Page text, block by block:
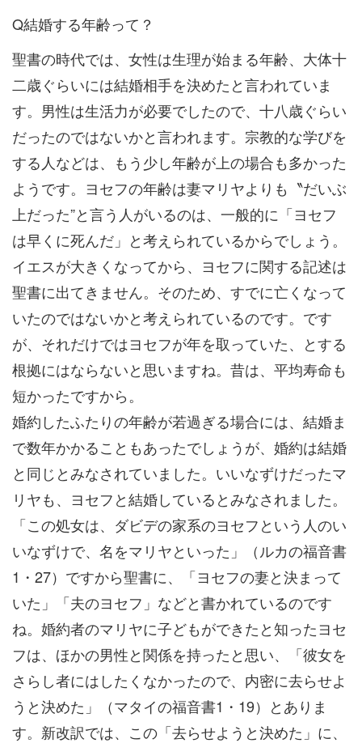
Q結婚する年齢って？
聖書の時代では、女性は生理が始まる年齢、大体十
二歳ぐらいには結婚相手を決めたと言われていま
す。男性は生活力が必要でしたので、十八歳ぐらい
だったのではないかと言われます。宗教的な学びを
する人などは、もう少し年齢が上の場合も多かった
ようです。ヨセフの年齢は妻マリヤよりも〝だいぶ
上だった”と言う人がいるのは、一般的に「ヨセフ
は早くに死んだ」と考えられているからでしょう。
イエスが大きくなってから、ヨセフに関する記述は
聖書に出てきません。そのため、すでに亡くなって
いたのではないかと考えられているのです。です
が、それだけではヨセフが年を取っていた、とする
根拠にはならないと思いますね。昔は、平均寿命も
短かったですから。
婚約したふたりの年齢が若過ぎる場合には、結婚ま
で数年かかることもあったでしょうが、婚約は結婚
と同じとみなされていました。いいなずけだったマ
リヤも、ヨセフと結婚しているとみなされました。
「この処女は、ダビデの家系のヨセフという人のい
いなずけで、名をマリヤといった」（ルカの福音書
1・27）ですから聖書に、「ヨセフの妻と決まって
いた」「夫のヨセフ」などと書かれているのです
ね。婚約者のマリヤに子どもができたと知ったヨセ
フは、ほかの男性と関係を持ったと思い、「彼女を
さらし者にはしたくなかったので、内密に去らせよ
うと決めた」（マタイの福音書1・19）とありま
す。新改訳では、この「去らせようと決めた」に、